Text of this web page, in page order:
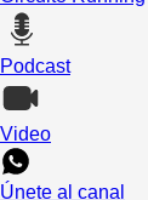
Podcast
Video
Únete al canal